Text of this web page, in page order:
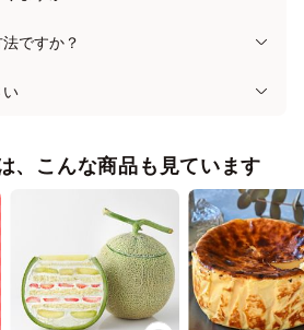
ですか？
、こんな商品も見ています